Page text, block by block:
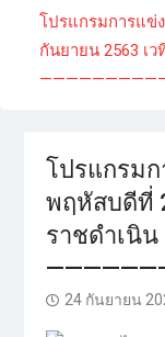
โปรแกรมการแข่
กันยายน 2563 เว
โปรแกรม
พฤหัสบดีที่
ราชดำเนิน
24 กันยายน